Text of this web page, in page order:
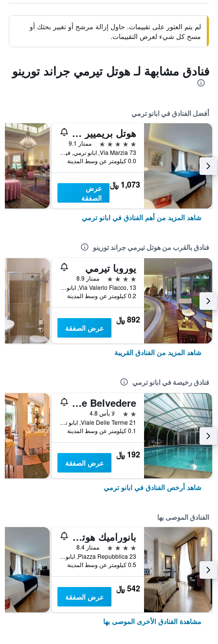
لم يتم العثور على تقييمات. حاول إزالة مرشح أو تغيير بحثك أو
مسح كل شيء لعرض التقييمات.
فنادق مشابهة لـ هوتل تيرمي جراند تورينو
أفضل الفنادق في ابانو ترمي
هوتل بريميير أبانو
5 نجوم
ممتاز 9.1
Via Marzia 73, ابانو ترمي, فينيتو, إيطاليا
0.0 كيلومتر عن وسط المدينة
1,073 ﷼
عرض
الصفقة
شاهد المزيد من أهم الفنادق في ابانو ترمي
فنادق بالقرب من هوتل تيرمي جراند تورينو
يوروبا تيرمي
4 نجوم
ممتاز 8.9
Via Valerio Flacco, 13, ابانو ترمي, فينيتو, إيطاليا
0.2 كيلومتر عن وسط المدينة
892 ﷼
عرض الصفقة
شاهد المزيد من الفنادق القريبة
فنادق رخيصة في ابانو ترمي
Hotel Terme Belvedere
2 نجمتين
لا بأس 4.8
Viale Delle Terme 21, ابانو ترمي, فينيتو, إيطاليا
0.1 كيلومتر عن وسط المدينة
192 ﷼
عرض الصفقة
شاهد أرخص الفنادق في ابانو ترمي
الفنادق الموصى بها
بانوراميك هوتل بلازا
4 نجوم
ممتاز 8.4
Piazza Repubblica 23, ابانو ترمي, فينيتو, إيطاليا
0.5 كيلومتر عن وسط المدينة
542 ﷼
عرض الصفقة
مشاهدة الفنادق الأخرى الموصى بها